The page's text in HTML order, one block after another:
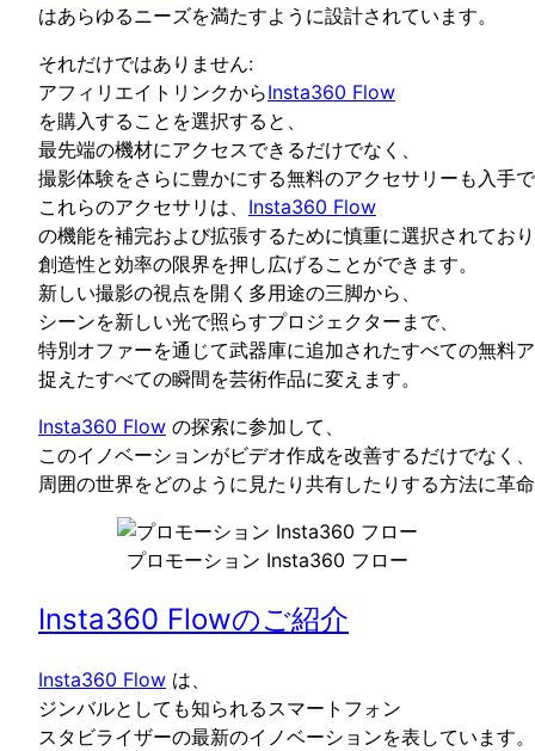
はあらゆるニーズを満たすように設計されています。
それだけではありません:
アフィリエイトリンクからInsta360 Flow
を購入することを選択すると、
最先端の機材にアクセスできるだけでなく、
撮影体験をさらに豊かにする無料のアクセサリーも入手
これらのアクセサリは、 Insta360 Flow
の機能を補完および拡張するために慎重に選択されてお
創造性と効率の限界を押し広げることができます。
新しい撮影の視点を開く多用途の三脚から、
シーンを新しい光で照らすプロジェクターまで、
特別オファーを通じて武器庫に追加されたすべての無料
捉えたすべての瞬間を芸術作品に変えます。
Insta360 Flow の探索に参加して、
このイノベーションがビデオ作成を改善するだけでなく、
周囲の世界をどのように見たり共有したりする方法に革
プロモーション Insta360 フロー
Insta360 Flowのご紹介
Insta360 Flow は、
ジンバルとしても知られるスマートフォン
スタビライザーの最新のイノベーションを表しています。